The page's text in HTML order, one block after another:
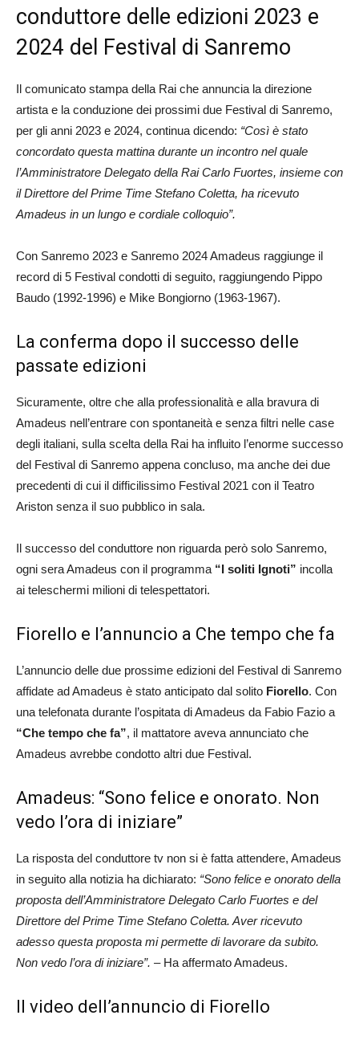
conduttore delle edizioni 2023 e
2024 del Festival di Sanremo
Il comunicato stampa della Rai che annuncia la direzione
artista e la conduzione dei prossimi due Festival di Sanremo,
per gli anni 2023 e 2024, continua dicendo: “Così è stato
concordato questa mattina durante un incontro nel quale
l’Amministratore Delegato della Rai Carlo Fuortes, insieme con
il Direttore del Prime Time Stefano Coletta, ha ricevuto
Amadeus in un lungo e cordiale colloquio”.
Con Sanremo 2023 e Sanremo 2024 Amadeus raggiunge il
record di 5 Festival condotti di seguito, raggiungendo Pippo
Baudo (1992-1996) e Mike Bongiorno (1963-1967).
La conferma dopo il successo delle
passate edizioni
Sicuramente, oltre che alla professionalità e alla bravura di
Amadeus nell’entrare con spontaneità e senza filtri nelle case
degli italiani, sulla scelta della Rai ha influito l’enorme successo
del Festival di Sanremo appena concluso, ma anche dei due
precedenti di cui il difficilissimo Festival 2021 con il Teatro
Ariston senza il suo pubblico in sala.
Il successo del conduttore non riguarda però solo Sanremo,
ogni sera Amadeus con il programma “I soliti Ignoti” incolla
ai teleschermi milioni di telespettatori.
Fiorello e l’annuncio a Che tempo che fa
L’annuncio delle due prossime edizioni del Festival di Sanremo
affidate ad Amadeus è stato anticipato dal solito Fiorello. Con
una telefonata durante l’ospitata di Amadeus da Fabio Fazio a
“Che tempo che fa”, il mattatore aveva annunciato che
Amadeus avrebbe condotto altri due Festival.
Amadeus: “Sono felice e onorato. Non
vedo l’ora di iniziare”
La risposta del conduttore tv non si è fatta attendere, Amadeus
in seguito alla notizia ha dichiarato: “Sono felice e onorato della
proposta dell’Amministratore Delegato Carlo Fuortes e del
Direttore del Prime Time Stefano Coletta. Aver ricevuto
adesso questa proposta mi permette di lavorare da subito.
Non vedo l’ora di iniziare”. –Ha affermato Amadeus.
Il video dell’annuncio di Fiorello